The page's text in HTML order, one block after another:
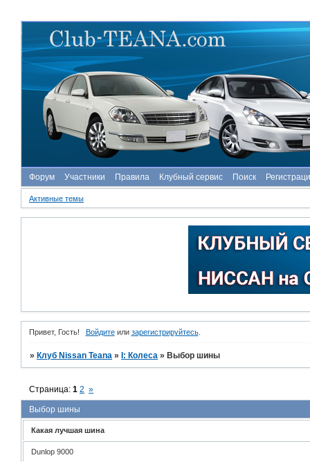
Форум Участники Правила Клубный сервис Поиск
Активные темы
Привет, Гость! Войдитеили зарегистрируйтесь.
» Клуб Nissan Teana » I: Колеса » Выбор шины
Выбор шины
Страница:1 2 »
Какая лучшая шина
Dunlop 9000